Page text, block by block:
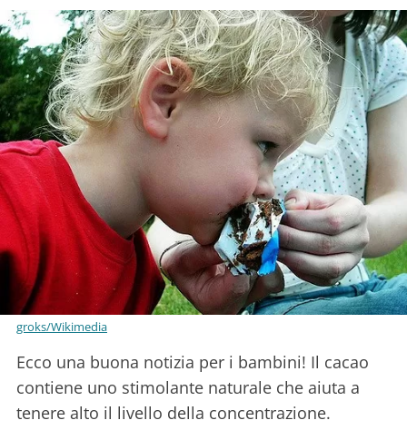
groks/Wikimedia
Ecco una buona notizia per i bambini! Il cacao
contiene uno stimolante naturale che aiuta a
tenere alto il livello della concentrazione.